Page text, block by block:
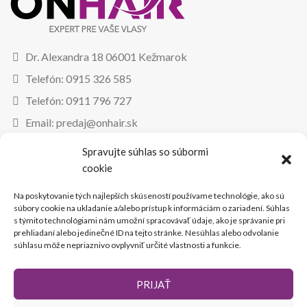
Spravujte súhlas so súbormi
cookie
Na poskytovanie tých najlepších skúseností používame technológie, ako sú
súbory cookie na ukladanie a/alebo prístup k informáciám o zariadení. Súhlas
s týmito technológiami nám umožní spracovávať údaje, ako je správanie pri
prehliadaní alebo jedinečné ID na tejto stránke. Nesúhlas alebo odvolanie
súhlasu môže nepriaznivo ovplyvniť určité vlastnosti a funkcie.
PRIJAŤ
Dr. Alexandra 18 06001 Kežmarok
Telefón: 0915 326 585
Telefón: 0911 796 727
Email: predaj@onhair.sk
Odstupenie od zmluvy
Reklamačný poriadok
Značenie dátumu spotreby
ZÁKAZNÍCKY ÚČET